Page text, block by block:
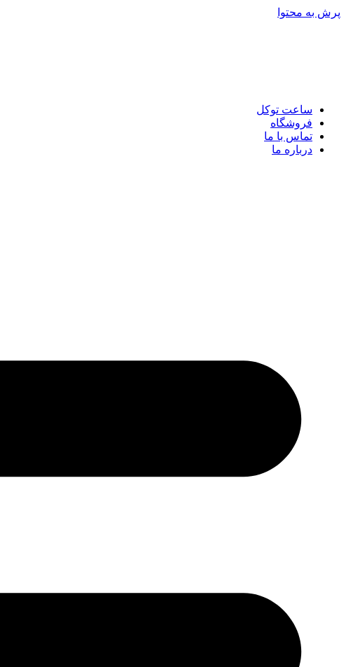
پرش به محتوا
ساعت توکل
فروشگاه
تماس با ما
درباره ما